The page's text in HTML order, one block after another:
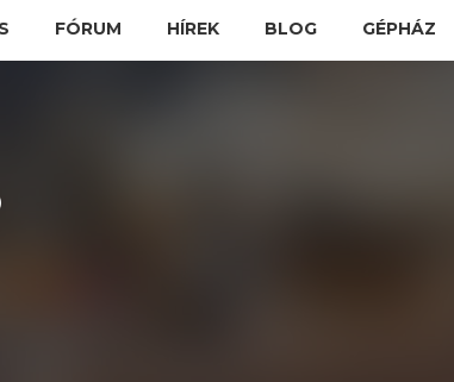
FÓRUM HÍREK BLOG GÉPHÁZ